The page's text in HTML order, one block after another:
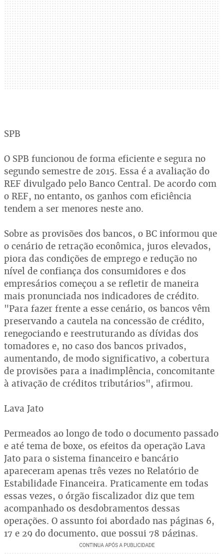
SPB
O SPB funcionou de forma eficiente e segura no
segundo semestre de 2015. Essa é a avaliação do
REF divulgado pelo Banco Central. De acordo com
o REF, no entanto, os ganhos com eficiência
tendem a ser menores neste ano.
Sobre as provisões dos bancos, o BC informou que
o cenário de retração econômica, juros elevados,
piora das condições de emprego e redução no
nível de confiança dos consumidores e dos
empresários começou a se refletir de maneira
mais pronunciada nos indicadores de crédito.
"Para fazer frente a esse cenário, os bancos vêm
preservando a cautela na concessão de crédito,
renegociando e reestruturando as dívidas dos
tomadores e, no caso dos bancos privados,
aumentando, de modo significativo, a cobertura
de provisões para a inadimplência, concomitante
à ativação de créditos tributários", afirmou.
Lava Jato
Permeados ao longo de todo o documento passado
e até tema de boxe, os efeitos da operação Lava
Jato para o sistema financeiro e bancário
apareceram apenas três vezes no Relatório de
Estabilidade Financeira. Praticamente em todas
essas vezes, o órgão fiscalizador diz que tem
acompanhado os desdobramentos dessas
operações. O assunto foi abordado nas páginas 6,
17 e 29 do documento, que possui 78 páginas.